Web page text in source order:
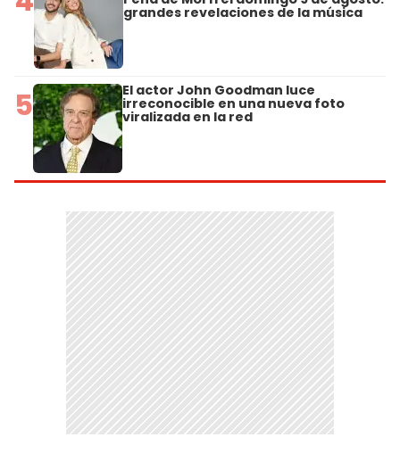
grandes revelaciones de la música
5 El actor John Goodman luce
irreconocible en una nueva foto
viralizada en la red